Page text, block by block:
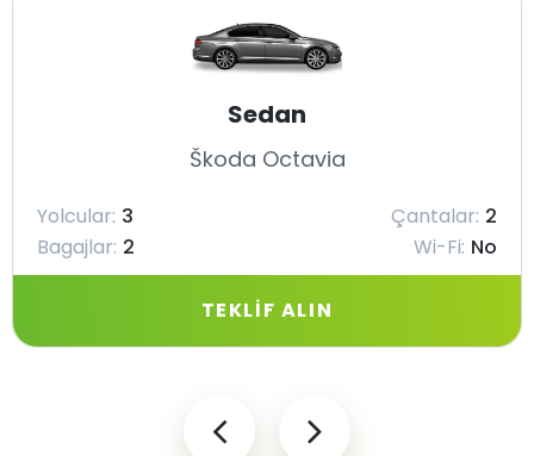
Sedan
Škoda Octavia
Yolcular: 3 Çantalar: 2
Bagajlar: 2 Wi-Fi: No
TEKLIF ALIN